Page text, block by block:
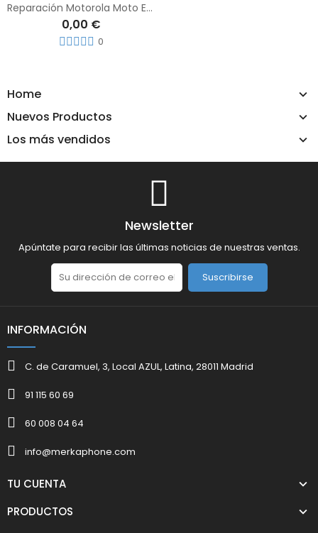
Home
Nuevos Productos
Los más vendidos
Reparación Motorola Moto E7 Power
0,00 €
0
Newsletter
Apúntate para recibir las últimas noticias de nuestras ventas.
Suscribirse
INFORMACIÓN
C. de Caramuel, 3, Local AZUL, Latina, 28011 Madrid
91 115 60 69
60 008 04 64
info@merkaphone.com
TU CUENTA
PRODUCTOS